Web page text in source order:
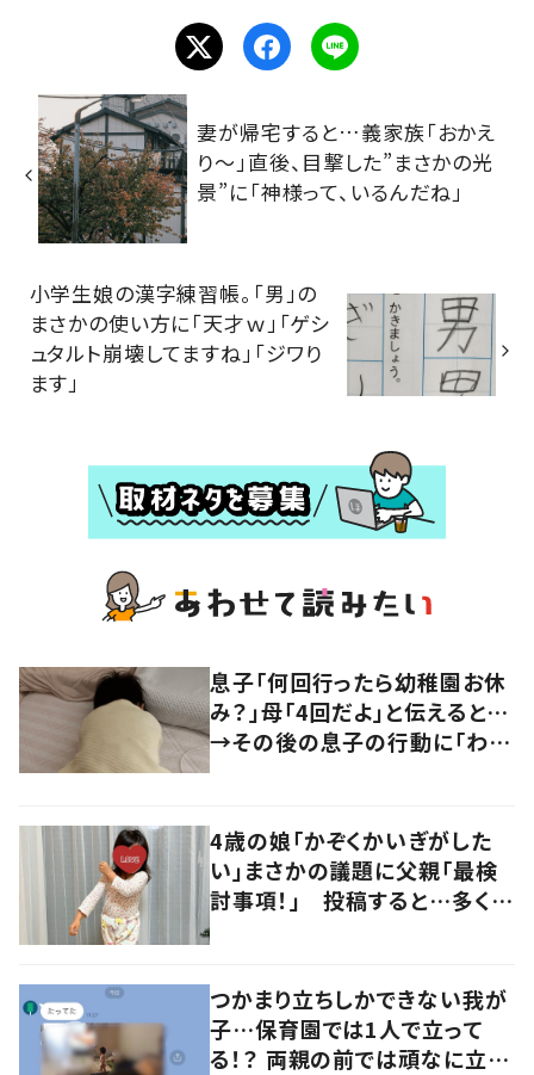
妻が帰宅すると…義家族「おかえ
り～」直後、目撃した”まさかの光
景”に「神様って、いるんだね」
小学生娘の漢字練習帳。「男」の
まさかの使い方に「天才ｗ」「ゲシ
ュタルト崩壊してますね」「ジワり
ます」
息子「何回行ったら幼稚園お休
み？」母「4回だよ」と伝えると…
→その後の息子の行動に「わか
4歳の娘「かぞくかいぎがした
い」まさかの議題に父親「最検
討事項！」 投稿すると…多くの
つかまり立ちしかできない我が
子…保育園では1人で立って
る！？ 両親の前では頑なに立た